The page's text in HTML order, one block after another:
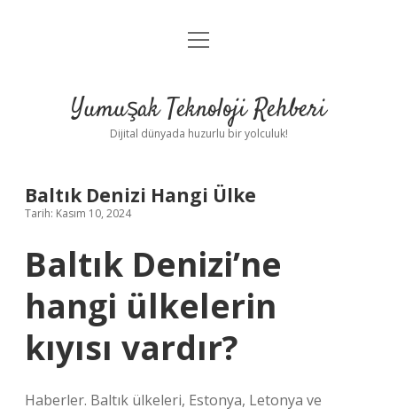
Anasayfa
Yasal Uyarı
menüyü
Yumuşak Teknoloji Rehberi
Dijital dünyada huzurlu bir yolculuk!
Baltık Denizi Hangi Ülke
Tarih: Kasım 10, 2024
Baltık Denizi’ne
hangi ülkelerin
kıyısı vardır?
Haberler. Baltık ülkeleri, Estonya, Letonya ve